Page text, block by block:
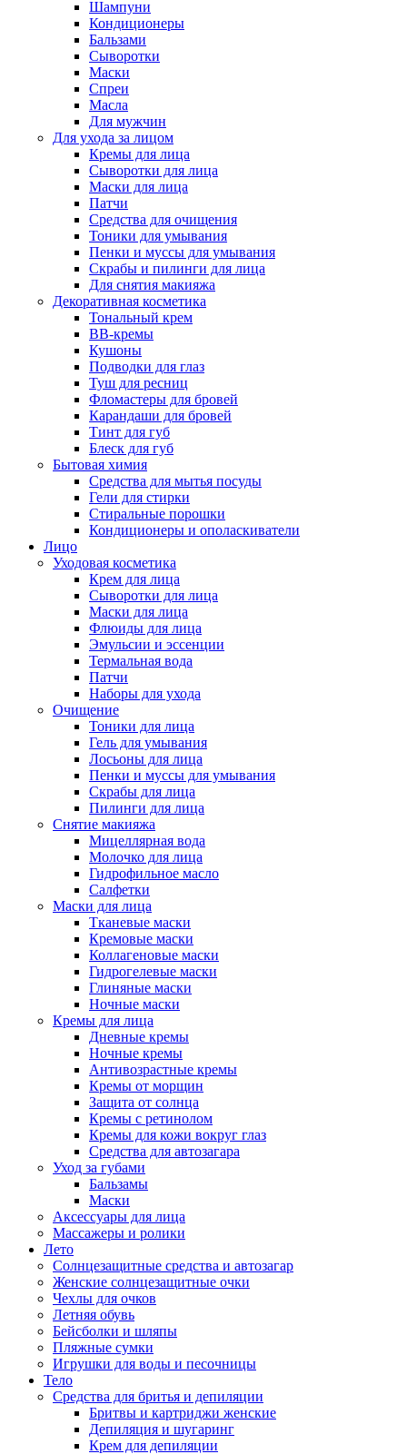
Шампуни
Кондиционеры
Бальзами
Сыворотки
Маски
Спреи
Масла
Для мужчин
Для ухода за лицом
Кремы для лица
Сыворотки для лица
Маски для лица
Патчи
Средства для очищения
Тоники для умывания
Пенки и муссы для умывания
Скрабы и пилинги для лица
Для снятия макияжа
Декоративная косметика
Тональный крем
BB-кремы
Кушоны
Подводки для глаз
Туш для ресниц
Фломастеры для бровей
Карандаши для бровей
Тинт для губ
Блеск для губ
Бытовая химия
Средства для мытья посуды
Гели для стирки
Стиральные порошки
Кондиционеры и ополаскиватели
Лицо
Уходовая косметика
Крем для лица
Сыворотки для лица
Маски для лица
Флюиды для лица
Эмульсии и эссенции
Термальная вода
Патчи
Наборы для ухода
Очищение
Тоники для лица
Гель для умывания
Лосьоны для лица
Пенки и муссы для умывания
Скрабы для лица
Пилинги для лица
Снятие макияжа
Мицеллярная вода
Молочко для лица
Гидрофильное масло
Салфетки
Маски для лица
Тканевые маски
Кремовые маски
Коллагеновые маски
Гидрогелевые маски
Глиняные маски
Ночные маски
Кремы для лица
Дневные кремы
Ночные кремы
Антивозрастные кремы
Кремы от морщин
Защита от солнца
Кремы с ретинолом
Кремы для кожи вокруг глаз
Средства для автозагара
Уход за губами
Бальзамы
Маски
Аксессуары для лица
Массажеры и ролики
Лето
Солнцезащитные средства и автозагар
Женские солнцезащитные очки
Чехлы для очков
Летняя обувь
Бейсболки и шляпы
Пляжные сумки
Игрушки для воды и песочницы
Тело
Средства для бритья и депиляции
Бритвы и картриджи женские
Депиляция и шугаринг
Крем для депиляции